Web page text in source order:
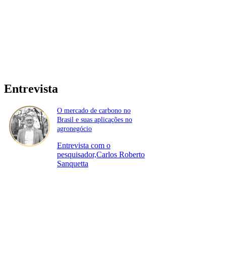
Entrevista
O mercado de carbono no
Brasil e suas aplicações no
agronegócio
Entrevista com o
pesquisador,Carlos Roberto
Sanquetta